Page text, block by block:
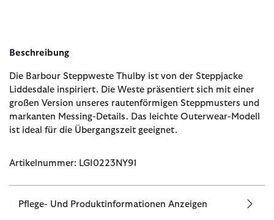
Beschreibung
Die Barbour Steppweste Thulby ist von der Steppjacke
Liddesdale inspiriert. Die Weste präsentiert sich mit einer
großen Version unseres rautenförmigen Steppmusters und
markanten Messing-Details. Das leichte Outerwear-Modell
ist ideal für die Übergangszeit geeignet.
Artikelnummer: LGI0223NY91
Pflege- Und Produktinformationen Anzeigen